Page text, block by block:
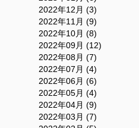
2022年12月 (3)
2022年11月 (9)
2022年10月 (8)
2022年09月 (12)
2022年08月 (7)
2022年07月 (4)
2022年06月 (6)
2022年05月 (4)
2022年04月 (9)
2022年03月 (7)